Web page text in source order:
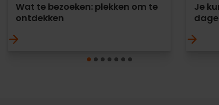
Wat te bezoeken: plekken om te
ontdekken
Je